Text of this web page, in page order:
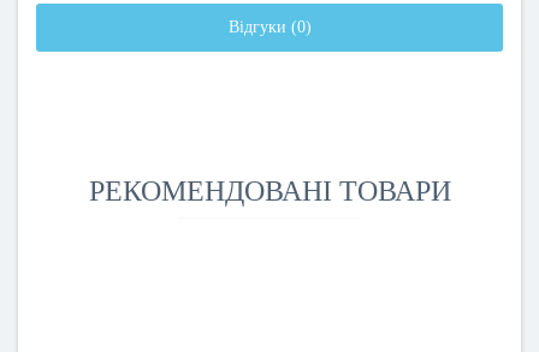
Відгуки (0)
РЕКОМЕНДОВАНІ ТОВАРИ